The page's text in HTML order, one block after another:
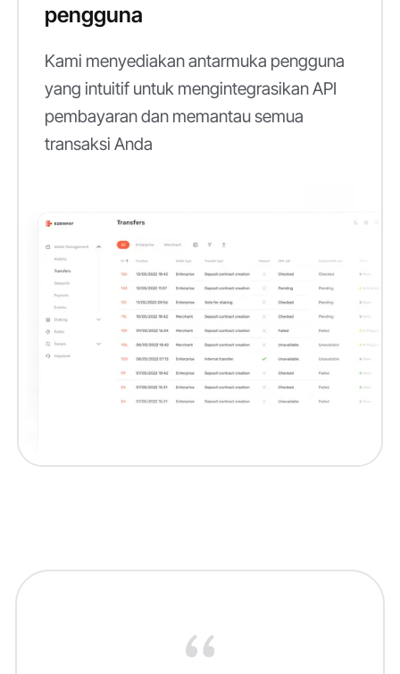
pengguna
Kami menyediakan antarmuka pengguna
yang intuitif untuk mengintegrasikan API
pembayaran dan memantau semua
transaksi Anda